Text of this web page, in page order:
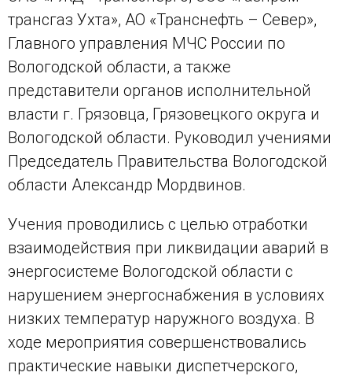
трансгаз Ухта», АО «Транснефть – Север»,
Главного управления МЧС России по
Вологодской области, а также
представители органов исполнительной
власти г. Грязовца, Грязовецкого округа и
Вологодской области. Руководил учениями
Председатель Правительства Вологодской
области Александр Мордвинов.
Учения проводились с целью отработки
взаимодействия при ликвидации аварий в
энергосистеме Вологодской области с
нарушением энергоснабжения в условиях
низких температур наружного воздуха. В
ходе мероприятия совершенствовались
практические навыки диспетчерского,